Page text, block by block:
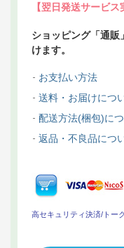
【翌日発送サービス
ショッピング「通販
けます。
お支払い方法
送料・お届けにつ
配送方法(梱包)に
返品・不良品につ
高セキュリティ決済/トー